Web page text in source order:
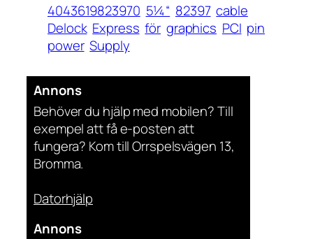
4043619823970 5¼“ 82397 cable
Delock Express för graphics PCI pin
power Supply
Annons
Behöver du hjälp med mobilen? Till
exempel att få e-posten att
fungera? Kom till Orrspelsvägen 13,
Bromma.
Datorhjälp
Annons